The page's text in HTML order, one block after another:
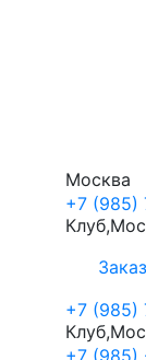
Москва
+7 (985)
+7 (985)
+7 (985)